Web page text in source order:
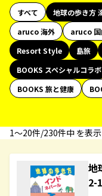
すべて 地球の歩き方
aruco 海外
aruco 国
Resort Style
島旅
BOOKS スペシャルコラボ
BOOKS 旅と健康
1〜20件/230件中 を表示
地
2-